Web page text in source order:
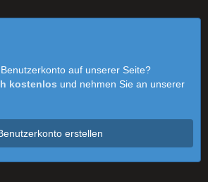
auf unserer Seite?
kostenlos und nehmen Sie an unserer
erstellen